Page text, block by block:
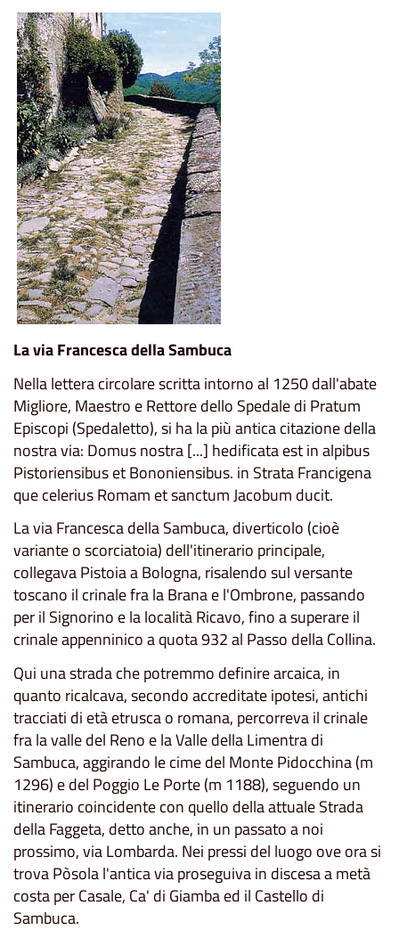
La via Francesca della Sambuca
Nella lettera circolare scritta intorno al 1250 dall'abate
Migliore, Maestro e Rettore dello Spedale di Pratum
Episcopi (Spedaletto), si ha la più antica citazione della
nostra via: Domus nostra [...] hedificata est in alpibus
Pistoriensibus et Bononiensibus. in Strata Francigena
que celerius Romam et sanctum Jacobum ducit.
La via Francesca della Sambuca, diverticolo (cioè
variante o scorciatoia) dell'itinerario principale,
collegava Pistoia a Bologna, risalendo sul versante
toscano il crinale fra la Brana e l'Ombrone, passando
per il Signorino e la località Ricavo, fino a superare il
crinale appenninico a quota 932 al Passo della Collina.
Qui una strada che potremmo definire arcaica, in
quanto ricalcava, secondo accreditate ipotesi, antichi
tracciati di età etrusca o romana, percorreva il crinale
fra la valle del Reno e la Valle della Limentra di
Sambuca, aggirando le cime del Monte Pidocchina (m
1296) e del Poggio Le Porte (m 1188), seguendo un
itinerario coincidente con quello della attuale Strada
della Faggeta, detto anche, in un passato a noi
prossimo, via Lombarda. Nei pressi del luogo ove ora si
trova Pòsola l'antica via proseguiva in discesa a metà
costa per Casale, Ca' di Giamba ed il Castello di
Sambuca.